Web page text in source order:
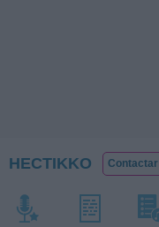
HECTIKKO Contactar